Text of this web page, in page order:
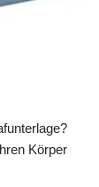
Körper